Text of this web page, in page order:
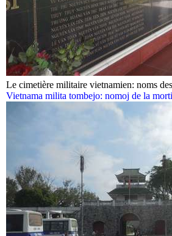
Le cimetière militaire vietnamien: noms
Vietnama milita tombejo: nomoj de la